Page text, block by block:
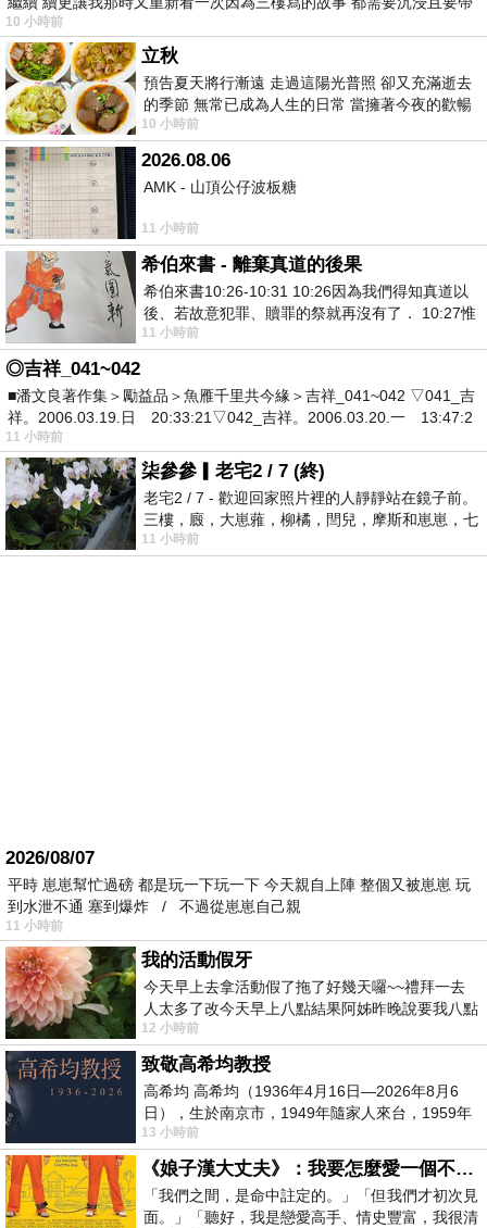
有
10 小時前
立秋
預告夏天將行漸遠 走過這陽光普照 卻又充滿逝去
的季節 無常已成為人生的日常 當擁著今夜的歡暢
舒心 轉眼驟成昨日 而明晨 太陽
10 小時前
2026.08.06
AMK - 山頂公仔波板糖
11 小時前
希伯來書 - 離棄真道的後果
希伯來書10:26-10:31 10:26因為我們得知真道以
後、若故意犯罪、贖罪的祭就再沒有了． 10:27惟
有戰懼等候審判和那燒滅眾敵人的烈火
11 小時前
◎吉祥_041~042
■潘文良著作集＞勵益品＞魚雁千里共今緣＞吉祥_041~042 ▽041_吉
祥。2006.03.19.日 20:33:21▽042_吉祥。2006.03.20.一 13:47:2
11 小時前
柒參參▎老宅2 / 7 (終)
老宅2 / 7 - 歡迎回家照片裡的人靜靜站在鏡子前。
三樓，廄，大崽蕥，柳橘，閆兒，摩斯和崽崽，七
個人整整齊齊地站在鏡框之外，如同
11 小時前
2026/08/07
平時 崽崽幫忙過磅 都是玩一下玩一下 今天親自上陣 整個又被崽崽 玩
到水泄不通 塞到爆炸 / 不過從崽崽自己親
11 小時前
我的活動假牙
今天早上去拿活動假了拖了好幾天囉~~禮拜一去
人太多了改今天早上八點結果阿姊昨晚說要我八點
去西螺農會~回到莿桐都8點半多了
12 小時前
致敬高希均教授
高希均 高希均（1936年4月16日—2026年8月6
日），生於南京市，1949年隨家人來台，1959年
赴美深造並取得經濟發展博士學位。曾任
13 小時前
《娘子漢大丈夫》：我要怎麼愛一個不存在的人？
「我們之間，是命中註定的。」「但我們才初次見
面。」「聽好，我是戀愛高手、情史豐富，我很清